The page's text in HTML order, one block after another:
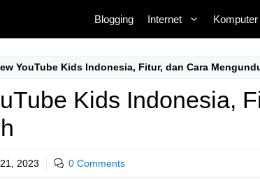
Blogging Internet Komputer
YouTube Kids Indonesia, Fitur, dan Cara
Kids Indonesia,
2023 0 Comments